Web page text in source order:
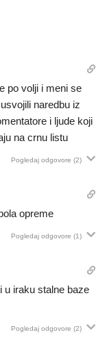
po volji i meni se
naredbu iz
i ljude koji
na crnu listu
Pogledaj odgovore (2)
opreme
Pogledaj odgovore (1)
u iraku stalne baze
Pogledaj odgovore (2)